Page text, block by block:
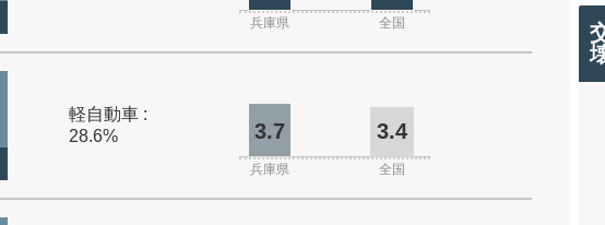
兵庫県 全国
軽自動車 :
28.6%
3.7 3.4
兵庫県 全国